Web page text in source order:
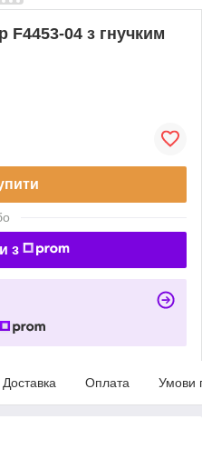
F4453-04 з гнучким
з
Доставка Оплата Умови